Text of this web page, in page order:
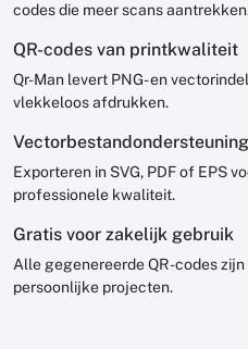
codes die meer scans
QR-codes van printkwaliteit
Qr-Man levert PNG- en
vlekkeloos afdrukken.
Vectorbestandondersteuning
Exporteren in SVG, PDF of EPS
professionele kwaliteit.
Gratis voor zakelijk gebruik
Alle gegenereerde QR -codes
persoonlijke projecten.